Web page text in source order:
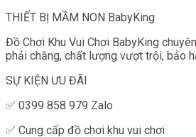
THIẾT BỊ MẦM NON BabyKing
Đồ Chơi Khu Vui Chơi BabyKing
phải chăng, chất lượng vượt trội, bảo
SỰ KIỆN ƯU ĐÃI
✅ 0399 858 979 Zalo
✅ Cung cấp đồ chơi khu vui chơi